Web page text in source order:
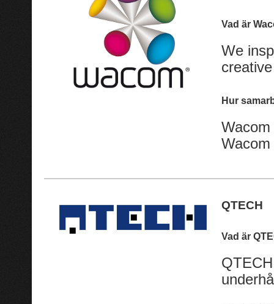
Vad är
We
Hur
QTECH
Vad är